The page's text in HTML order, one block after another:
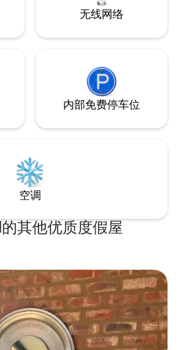
无线网络
内部免费停车位
空调
其他优质度假屋